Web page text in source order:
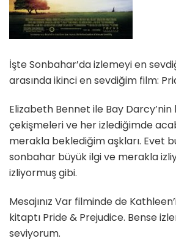
İşte Sonbahar’da izlemeyi en
arasında ikinci en sevdiğim film:
Elizabeth Bennet ile Bay
çekişmeleri ve her izlediğimde
merakla beklediğim aşkları. Evet
sonbahar büyük ilgi ve merakla
izliyormuş gibi.
Mesajınız Var filminde de
kitaptı Pride & Prejudice. Bense
seviyorum.